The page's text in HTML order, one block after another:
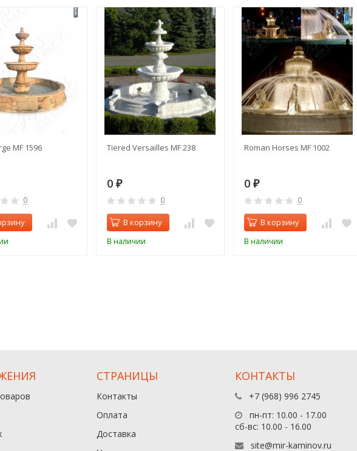
MF 1596
0
Tiered Versailles MF 238
0 ₽
0
В корзину
В наличии
Roman Horses MF 1002
0 ₽
0
В корзину
В наличии
СТРАНИЦЫ
Контакты
Оплата
Доставка
КОНТАКТЫ
+7 (968) 996 2745
пн-пт: 10.00 - 17.00
сб-вс: 10.00 - 16.00
site@mir-kaminov.ru